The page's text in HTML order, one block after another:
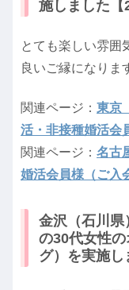
施しました【
とても楽しい雰囲
良いご縁になりま
関連ページ： 東京
活・非接種婚活会
関連ページ： 名古
婚活会員様（ご入
金沢（石川県
の30代女性
グ）を実施し